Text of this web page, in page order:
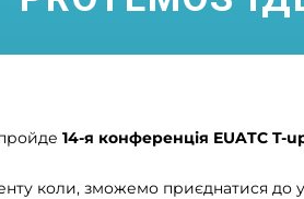
пройде 14-я конференція EUATC T-
коли, зможемо приєднатися до